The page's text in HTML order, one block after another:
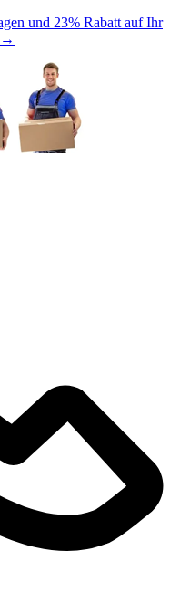
und 23% Rabatt auf Ihr
→